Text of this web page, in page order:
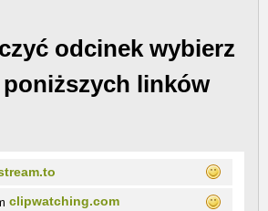
odcinek wybierz
poniższych linków
clipwatching.com